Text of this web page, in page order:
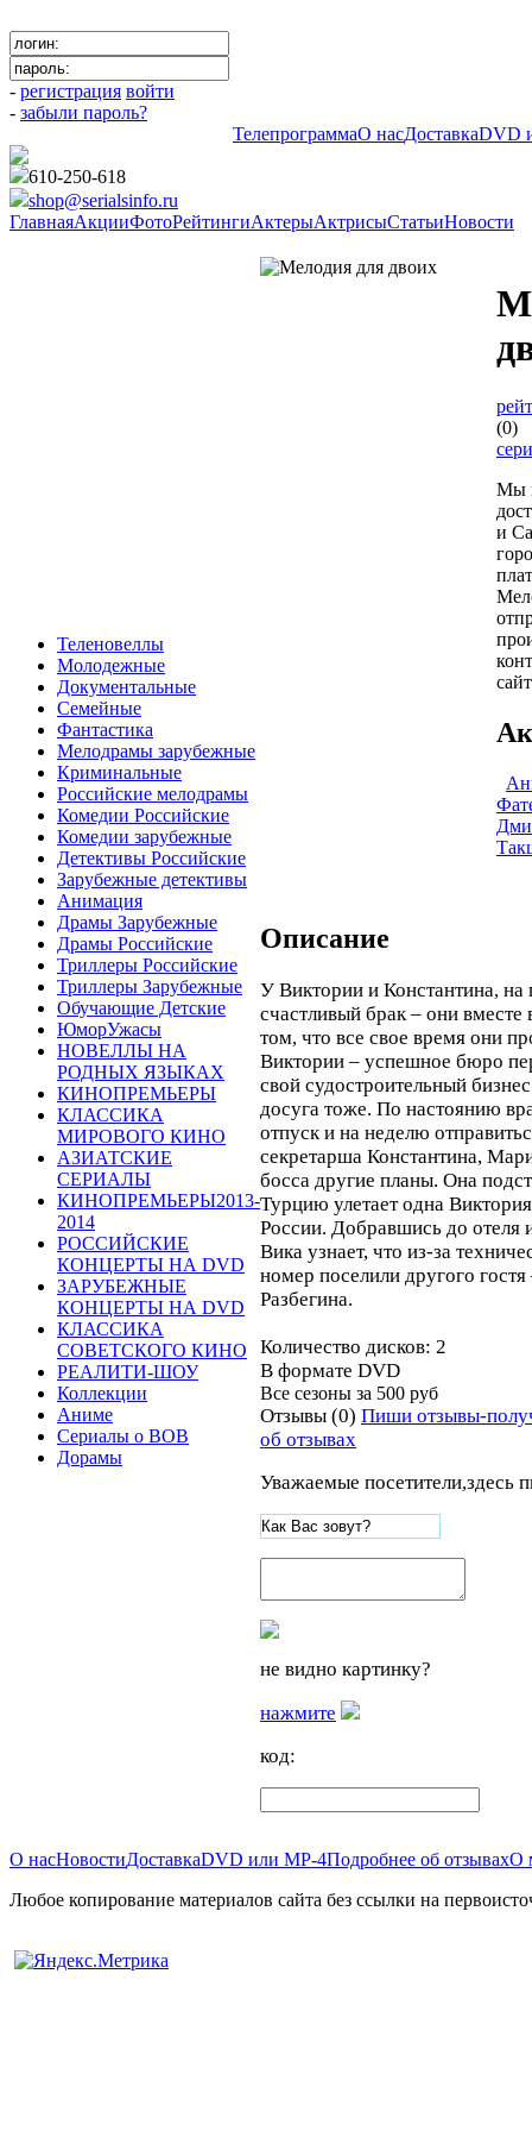
- регистрация войти
- забыли пароль?
ТелепрограммаО насДоставкаDVD
610-250-618
shop@serialsinfo.ru
ГлавнаяАкцииФотоРейтингиАктерыАктрисыСтатьиНовости
Теленовеллы
Молодежные
Документальные
Семейные
Фантастика
Мелодрамы зарубежные
Криминальные
Российские мелодрамы
Комедии Российские
Комедии зарубежные
Детективы Российские
Зарубежные детективы
Анимация
Драмы Зарубежные
Драмы Российские
Триллеры Российские
Триллеры Зарубежные
Обучающие Детские
ЮморУжасы
НОВЕЛЛЫ НА
РОДНЫХ ЯЗЫКАХ
КИНОПРЕМЬЕРЫ
КЛАССИКА
МИРОВОГО КИНО
АЗИАТСКИЕ
СЕРИАЛЫ
КИНОПРЕМЬЕРЫ2013-
2014
РОССИЙСКИЕ
КОНЦЕРТЫ НА DVD
ЗАРУБЕЖНЫЕ
КОНЦЕРТЫ НА DVD
КЛАССИКА
СОВЕТСКОГО КИНО
РЕАЛИТИ-ШОУ
Коллекции
Аниме
Сериалы о ВОВ
Дорамы
(0)
Мы
и
Описание
У Виктории и Константина, на
счастливый брак – они
том, что все свое время они
Виктории – успешное бюро
свой судостроительный
досуга тоже. По настоянию
отпуск и на неделю
секретарша Константина,
босса другие планы. Она
Турцию улетает одна
России. Добравшись до отеля
Вика узнает, что из-за
номер поселили другого
Разбегина.
Количество дисков: 2
В формате DVD
Все сезоны за 500 руб
Отзывы (0) Пиши отзывы-
об отзывах
Уважаемые посетители,здесь
не видно картинку?
нажмите
код:
О насНовостиДоставкаDVD или MP-4Подробнее об отзывахО
Любое копирование материалов сайта без ссылки на